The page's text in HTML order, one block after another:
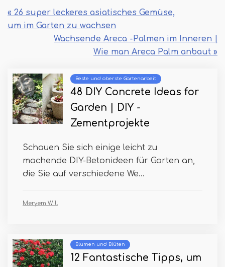
« 26 super leckeres asiatisches Gemüse,
um im Garten zu wachsen
Wachsende Areca -Palmen im Inneren |
Wie man Areca Palm anbaut »
Beste und oberste Gartenarbeit
48 DIY Concrete Ideas for
Garden | DIY -
Zementprojekte
Schauen Sie sich einige leicht zu
machende DIY-Betonideen für Garten an,
die Sie auf verschiedene We...
Meryem Will
Blumen und Blüten
12 Fantastische Tipps, um